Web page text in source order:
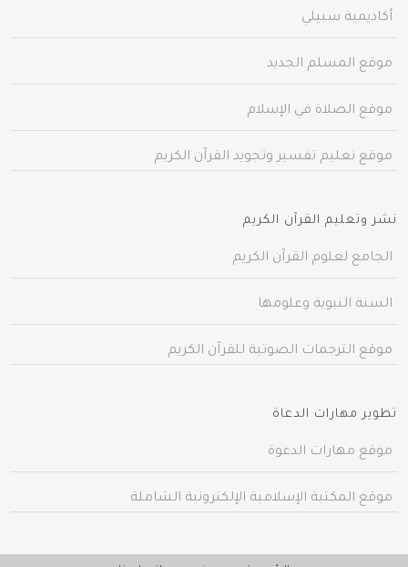
أكاديمية سبيلي
موقع المسلم الجديد
موقع الصلاة في الإسلام
موقع تعليم تفسير وتجويد القرآن الكريم
نشر وتعليم القرآن الكريم
الجامع لعلوم القرآن الكريم
السنة النبوية وعلومها
موقع الترجمات الصوتية للقرآن الكريم
تطوير مهارات الدعاة
موقع مهارات الدعوة
موقع المكتبة الإسلامية الإلكترونية الشاملة